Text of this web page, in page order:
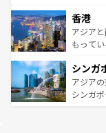
とつ。
ひ現地
が旅行
参照して
の活気
帯で自
いビー
激する
が待っ
た文化
香港
アジア
もって
み、ど
ており
うな絶
シンガ
アジア
シンガ